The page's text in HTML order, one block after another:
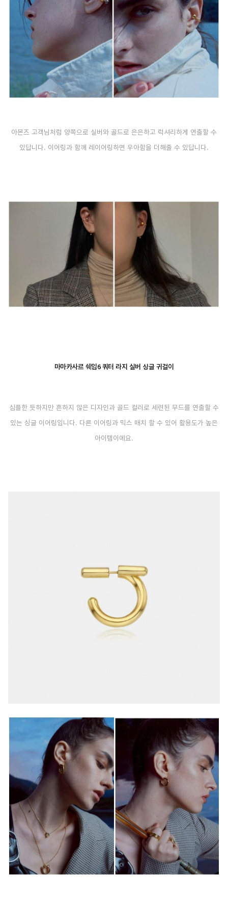
아몬즈 고객님처럼 양쪽으로 실버와 골드로 은은하고 럭셔리하게 연출할 수
있답니다. 이어링과 함께 레이어링하면 우아함을 더해줄 수 있답니다.
마마카사르 쉐입6 쿼터 라지 실버 싱글 귀걸이
심플한 듯하지만 흔하지 않은 디자인과 골드 컬러로 세련된 무드를 연출할 수
있는 싱글 이어링입니다. 다른 이어링과 믹스 매치 할 수 있어 활용도가 높은
아이템이에요.